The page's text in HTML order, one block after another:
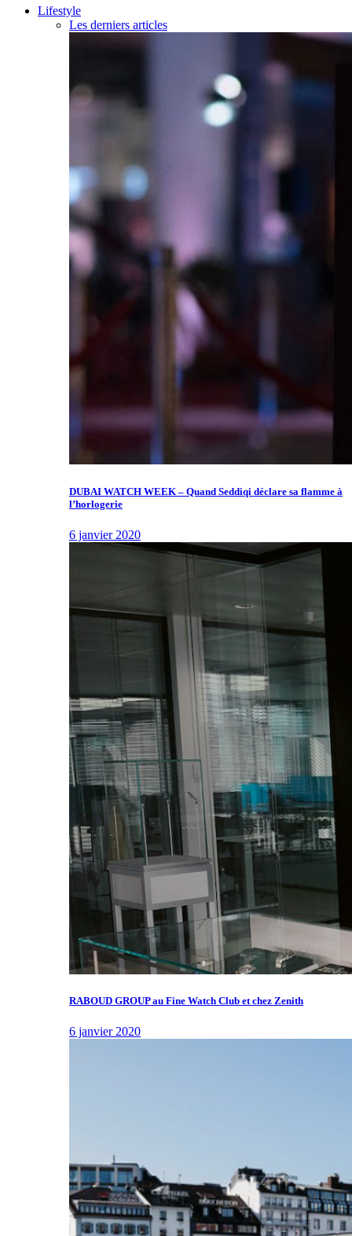
Lifestyle
Les derniers articles
DUBAI WATCH WEEK – Quand Seddiqi déclare sa flamme à
l’horlogerie
6 janvier 2020
RABOUD GROUP au Fine Watch Club et chez Zenith
6 janvier 2020